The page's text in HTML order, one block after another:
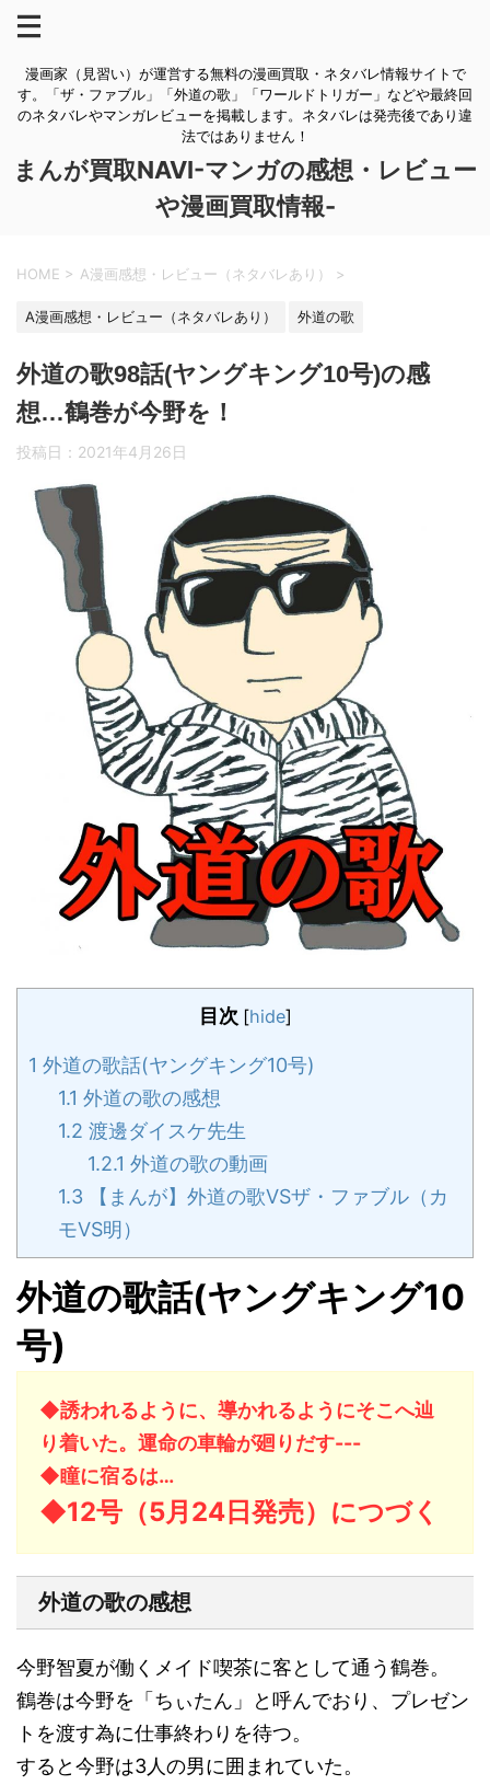
漫画家（見習い）が運営する無料の漫画買取・ネタバレ情報サイトで
す。「ザ・ファブル」「外道の歌」「ワールドトリガー」などや最終回
のネタバレやマンガレビューを掲載します。ネタバレは発売後であり違
法ではありません！
まんが買取NAVI-マンガの感想・レビュー
や漫画買取情報-
HOME > A漫画感想・レビュー（ネタバレあり） >
A漫画感想・レビュー（ネタバレあり） 外道の歌
外道の歌98話(ヤングキング10号)の感
想…鶴巻が今野を！
投稿日： 2021年4月26日
目次 [hide]
1 外道の歌話(ヤングキング10号)
1.1 外道の歌の感想
1.2 渡邊ダイスケ先生
1.2.1 外道の歌の動画
1.3 【まんが】外道の歌VSザ・ファブル（カ
モVS明）
外道の歌話(ヤングキング10
号)
◆誘われるように、導かれるようにそこへ辿
り着いた。運命の車輪が廻りだす---
◆瞳に宿るは…
◆12号（5月24日発売）につづく
外道の歌の感想
今野智夏が働くメイド喫茶に客として通う鶴巻。
鶴巻は今野を「ちぃたん」と呼んでおり、プレゼン
トを渡す為に仕事終わりを待つ。
すると今野は3人の男に囲まれていた。